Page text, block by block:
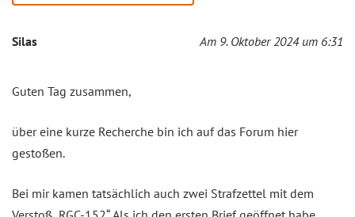
Silas Am 9. Oktober 2024 um 6:31
Guten Tag zusammen,
über eine kurze Recherche bin ich auf das Forum hier
gestoßen.
Bei mir kamen tatsächlich auch zwei Strafzettel mit dem